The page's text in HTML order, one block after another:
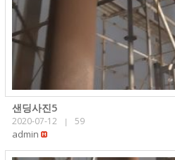
샌딩사진5
2020-07-12 | 59
admin